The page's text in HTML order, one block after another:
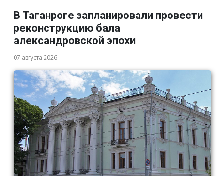
В Таганроге запланировали провести
реконструкцию бала
александровской эпохи
07 августа 2026